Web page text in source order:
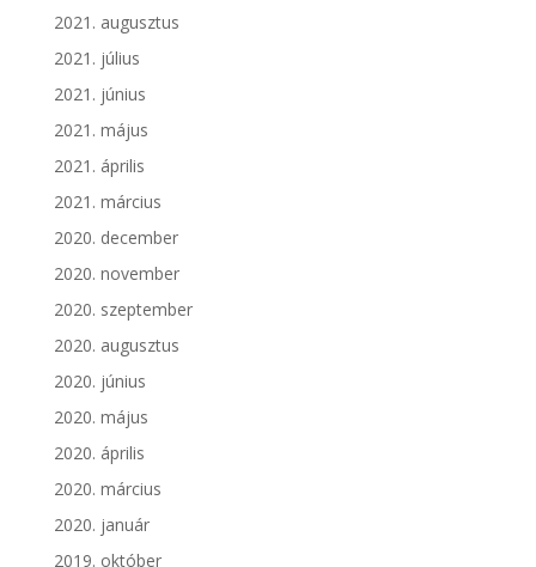
2021. augusztus
2021. július
2021. június
2021. május
2021. április
2021. március
2020. december
2020. november
2020. szeptember
2020. augusztus
2020. június
2020. május
2020. április
2020. március
2020. január
2019. október